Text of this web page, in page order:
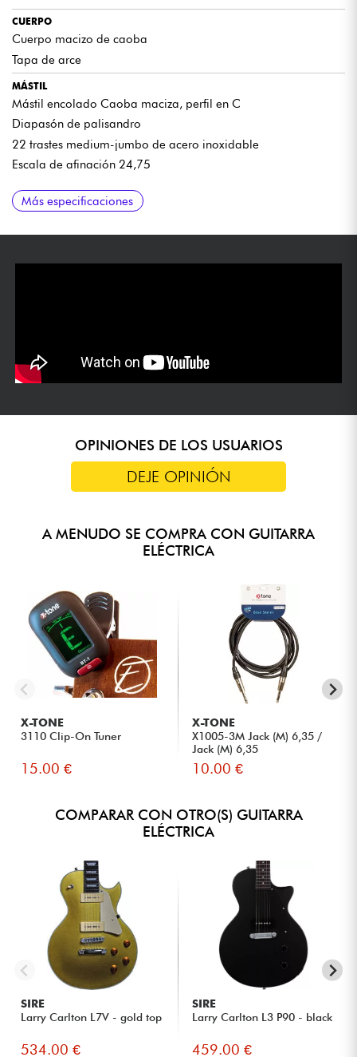
CUERPO
Cuerpo macizo de caoba
Tapa de arce
MÁSTIL
Mástil encolado Caoba maciza, perfil en C
Diapasón de palisandro
22 trastes medium-jumbo de acero inoxidable
Escala de afinación 24,75
ELECTRÓNICA
Pastillas de doble bobina LC Standard-2 Humbucker
ACCESORIOS
Puente Sire Modern Tune-O-Matic
ACABADO
Acabado brillante
Más especificaciones
OPINIONES DE LOS USUARIOS
DEJE OPINIÓN
A MENUDO SE COMPRA CON GUITARRA
ELÉCTRICA
X-TONE
3110 Clip-On Tuner
15.00 €
X-TONE
X1005-3M Jack (M) 6,35 /
Jack (M) 6,35
10.00 €
COMPARAR CON OTRO(S) GUITARRA
ELÉCTRICA
SIRE
Larry Carlton L7V - gold top
534.00 €
SIRE
Larry Carlton L3 P90 - black
459.00 €